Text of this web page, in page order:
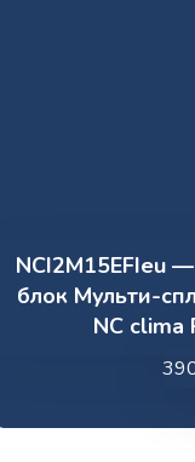
NCI2M15EFIeu
блок Мульти-
NC clima